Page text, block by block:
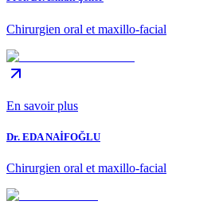
Chirurgien oral et maxillo-facial
En savoir plus
Dr. EDA NAİFOĞLU
Chirurgien oral et maxillo-facial